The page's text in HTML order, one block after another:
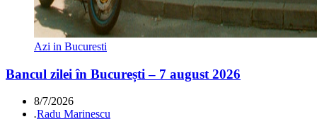
Azi in Bucuresti
Bancul zilei în București – 7 august 2026
8/7/2026
.Radu Marinescu